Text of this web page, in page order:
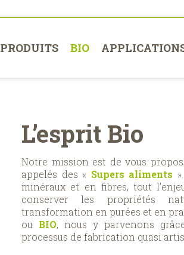
PRODUITS BIO
L’esprit Bio
Notre mission est de vous
appelés des « Supers aliments
minéraux et en fibres, tout
conserver les propriétés
transformation en purées et en
ou BIO, nous y parvenons
processus de fabrication quasi